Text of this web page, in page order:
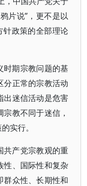
片说”，更不是以
针政策的全部理论
时期宗教问题的基
分正常的宗教活动
出迷信活动是危害
教不同于迷信，
实行。
共产党宗教观的重
性、国际性和复杂
群众性、长期性和